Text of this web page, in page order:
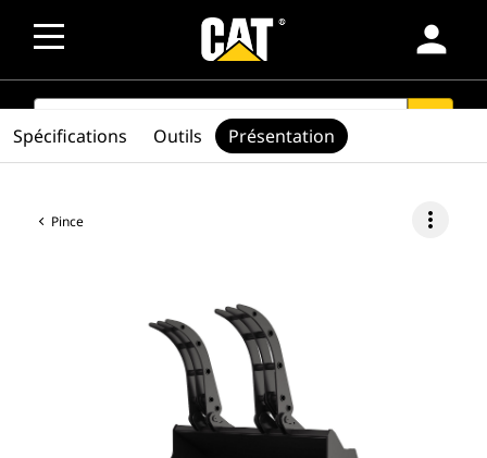
person
SEARCH
Pince more_vert
Spécifications Outils Présentation